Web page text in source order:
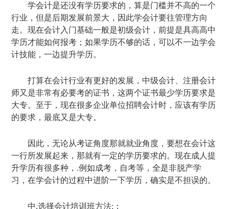
学会计是还没有学历要求的，算是门槛并不高的一个
行业，但是后期发展前景大，因此学会计要往管理方向
走。现在会计入门基础一般是初级会计，前提是具高高中
学历才能如何报考；如果学历不够的话，可以不一边学会
计技能，一边提升学历。
打算在会计行业有更好的发展，中级会计、注册会计
师又是非常有必要考的证书，这两个证书最少学历要求是
大专。至于，现在很多企业单位招聘会计时，应该有学历
的要求，最底又是大专。
因此，无论从考证角度那就就业角度，要想在会计这
一行所发展起来，那就有一定的学历要求的。现在成人提
升学历有很多种，.例如成考，自考等，全是非脱产学
习，在学会计的过程中进阶一下学历，确实是不担误的。
中,选择会计培训班方法:：